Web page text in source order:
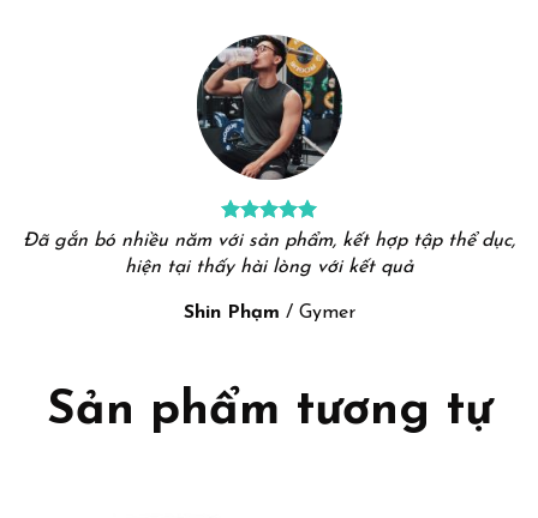
Đã gắn bó nhiều năm với sản phẩm, kết hợp tập thể dục,
hiện tại thấy hài lòng với kết quả
Shin Phạm / Gymer
Sản phẩm tương tự